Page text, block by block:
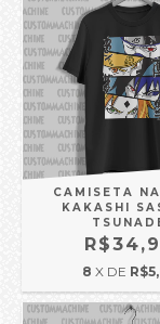
CAMISETA
KAKASHI
8 X DE